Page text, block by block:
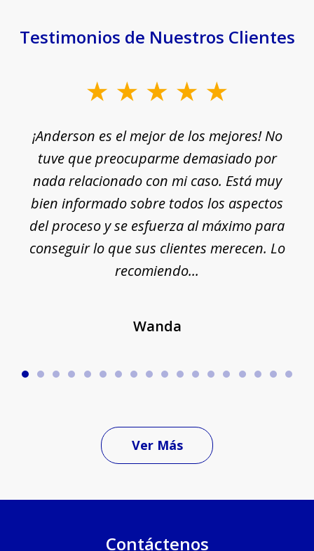
Testimonios de Nuestros Clientes
¡Anderson es el mejor de los mejores! No
tuve que preocuparme demasiado por
nada relacionado con mi caso. Está muy
bien informado sobre todos los aspectos
del proceso y se esfuerza al máximo para
conseguir lo que sus clientes merecen. Lo
recomiendo...
Wanda
Ver Más
Contáctenos